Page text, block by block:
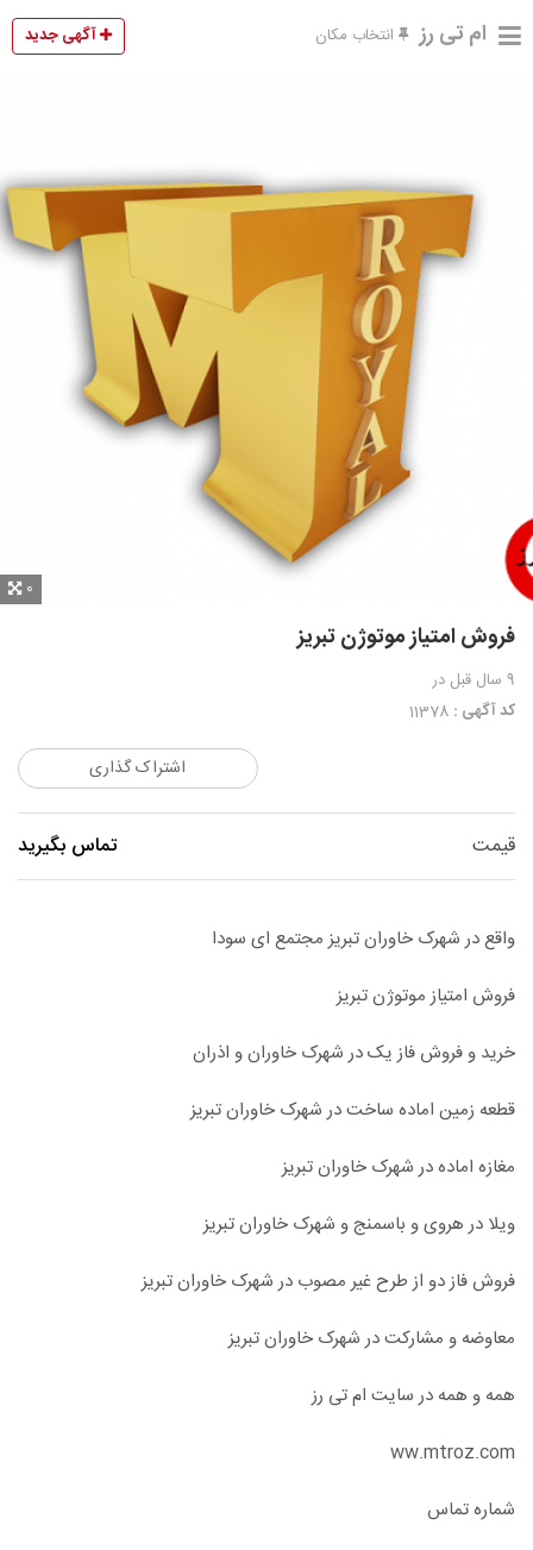
ام تی رز انتخاب مکان آگهی جدید
0
فروش امتیاز موتوژن تبریز
9 سال قبل
در
کد آگهی :
اشتراک گذاری
قیمت تماس بگیرید
واقع در شهرک خاوران تبریز مجتمع ای سودا
فروش امتیاز موتوژن تبریز
خرید و فروش فاز یک در شهرک خاوران و اذران
قطعه زمین اماده ساخت در شهرک خاوران تبریز
مغازه اماده در شهرک خاوران تبریز
ویلا در هروی و باسمنج و شهرک خاوران تبریز
فروش فاز دو از طرح غیر مصوب در شهرک خاوران تبریز
معاوضه و مشارکت در شهرک خاوران تبریز
همه و همه در سایت ام تی رز
ww.mtroz.com
شماره تماس